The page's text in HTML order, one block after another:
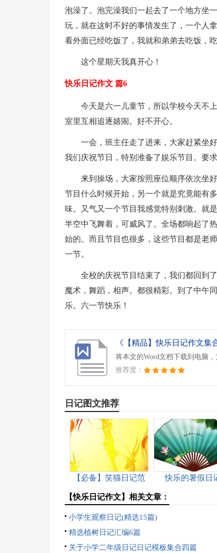
泡澡了。泡完澡我们一起去了一个地方坐
玩，就在这时不好的事情发生了，一个人
看外面已经吃饭了，我就和弟弟去吃饭，
这个星期天我真开心！
快乐日记作文 篇6
今天是六一儿童节，所以学校今天不
室里互相追逐嬉闹。好不开心。
一会，班主任走了进来，大家赶紧坐
我们庆祝节日，特别准备了娱乐节目。要
来到操场，大家按照座位顺序依次坐
节目什么时候开始，另一个就是究竟能有
味。又气又一个节目我感觉特别刺激。就
半空中飞舞着，可威风了。全场都响起了
始的。而且节目也很多，这些节目都是老
一节。
全校的庆祝节目结束了，我们都回到
魔术，舞蹈，相声。都很精彩。到了中午
乐。六一节快乐！
《【精品】快乐日记作文集
将本文的Word文档下载到电脑
推荐度：
日记图文推荐
【必备】笑猫日记范
快乐的暑假日
【快乐日记作文】相关文章：
小学生观察日记(精选15篇)
精选植树日记汇编6篇
关于小学二年级日记日记模板集合四篇